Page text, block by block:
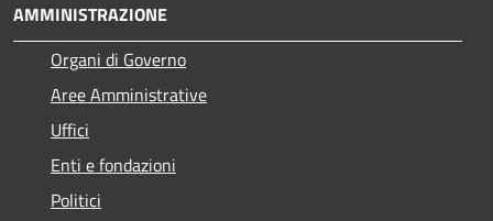
AMMINISTRAZIONE
Organi di Governo
Aree Amministrative
Uffici
Enti e fondazioni
Politici